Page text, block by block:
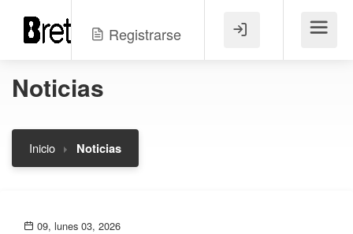
Registrarse Menú
Noticias
Inicio Noticias
09, lunes 03, 2026